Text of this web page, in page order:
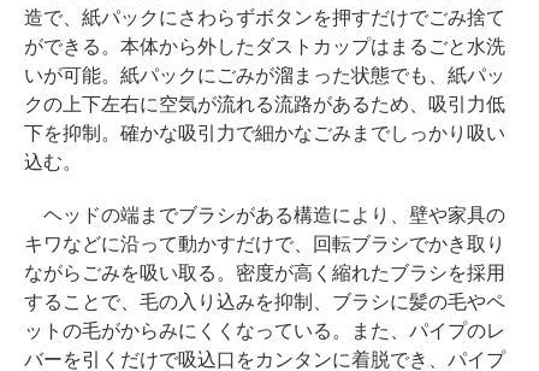
造で、紙パックにさわらずボタンを押すだけでごみ捨て
ができる。本体から外したダストカップはまるごと水洗
いが可能。紙パックにごみが溜まった状態でも、紙パッ
クの上下左右に空気が流れる流路があるため、吸引力低
下を抑制。確かな吸引力で細かなごみまでしっかり吸い
込む。
ヘッドの端までブラシがある構造により、壁や家具の
キワなどに沿って動かすだけで、回転ブラシでかき取り
ながらごみを吸い取る。密度が高く縮れたブラシを採用
することで、毛の入り込みを抑制、ブラシに髪の毛やペ
ットの毛がからみにくくなっている。また、パイプのレ
バーを引くだけで吸込口をカンタンに着脱でき、パイプ